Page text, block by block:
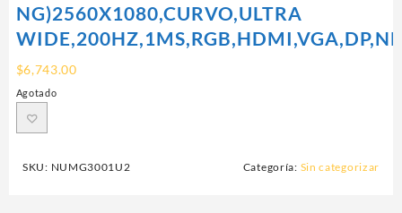
NG)2560X1080,CURVO,ULTRA
$6,743.00
Agotado
SKU: NUMG3001U2 Categoría: Sin categorizar